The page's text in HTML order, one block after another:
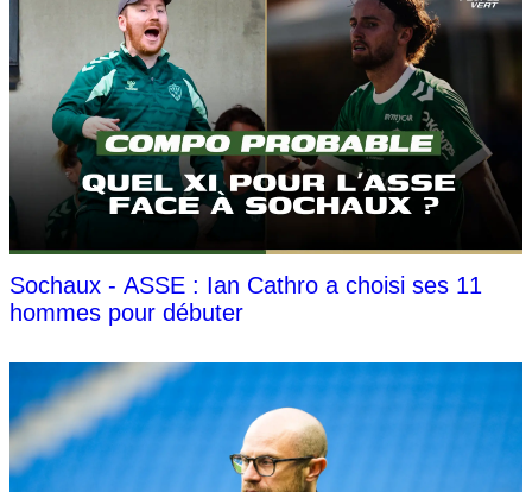
Sochaux - ASSE : Ian Cathro a choisi ses 11
hommes pour débuter